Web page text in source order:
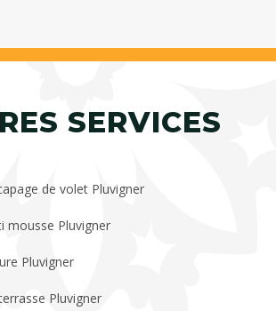
SERVICES
de volet Pluvigner
mousse Pluvigner
Pluvigner
Pluvigner